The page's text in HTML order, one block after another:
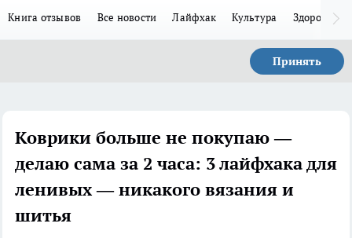
Книга отзывов Все новости Лайфхак Культура Здоровье
Принять
Коврики больше не покупаю —
делаю сама за 2 часа: 3 лайфхака для
ленивых — никакого вязания и
шитья